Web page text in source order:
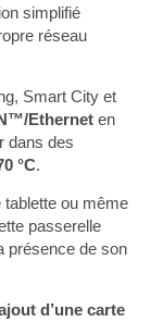
simplifié
réseau
Smart City et
Ethernet en
dans des
°C.
tablette ou même
passerelle
présence de son
d’une carte